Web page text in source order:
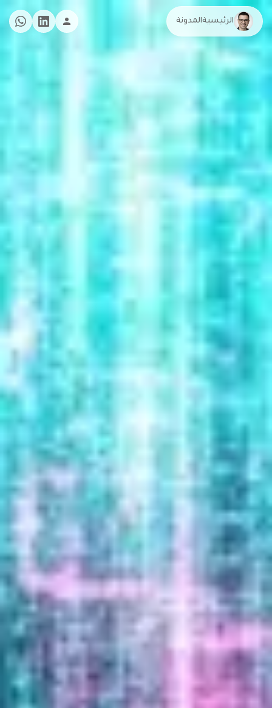
الرئيسيةالمدونة